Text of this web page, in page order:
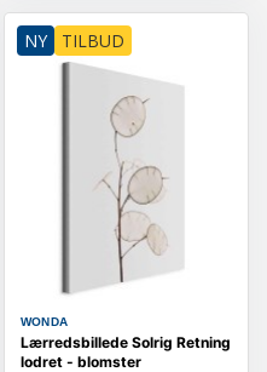
NY TILBUD
WONDA
Lærredsbillede Solrig Retning
lodret - blomster